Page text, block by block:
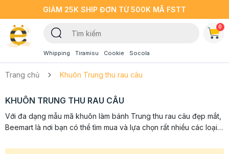
GIẢM 25K SHIP ĐƠN TỪ 500K MÃ FSTT
Whipping Tiramisu Cookie Socola
0
Trang chủ Khuôn Trung thu rau câu
KHUÔN TRUNG THU RAU CÂU
Với đa dạng mẫu mã khuôn làm bánh Trung thu rau câu đẹp mắt,
Beemart là nơi bạn có thể tìm mua và lựa chọn rất nhiều các loại